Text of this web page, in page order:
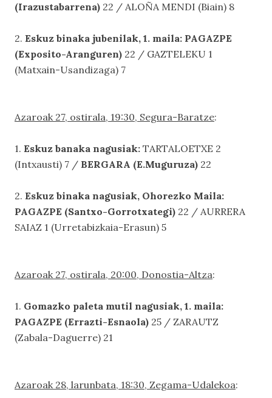
(Irazustabarrena) 22 / ALOÑA MENDI (Biain) 8
2. Eskuz binaka jubenilak, 1. maila: PAGAZPE
(Exposito-Aranguren) 22 / GAZTELEKU 1
(Matxain-Usandizaga) 7
Azaroak 27, ostirala, 19:30, Segura-Baratze:
1. Eskuz banaka nagusiak: TARTALOETXE 2
(Intxausti) 7 / BERGARA (E.Muguruza) 22
2. Eskuz binaka nagusiak, Ohorezko Maila:
PAGAZPE (Santxo-Gorrotxategi) 22 / AURRERA
SAIAZ 1 (Urretabizkaia-Erasun) 5
Azaroak 27, ostirala, 20:00, Donostia-Altza:
1. Gomazko paleta mutil nagusiak, 1. maila:
PAGAZPE (Errazti-Esnaola) 25 / ZARAUTZ
(Zabala-Daguerre) 21
Azaroak 28, larunbata, 18:30, Zegama-Udalekoa: